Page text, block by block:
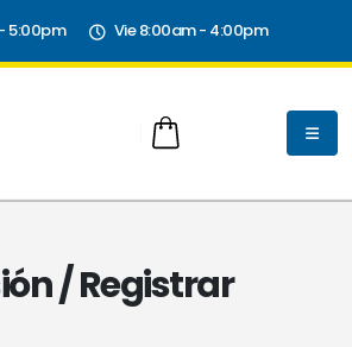
5:00pm Vie 8:00am - 4:00pm
/ Registrar